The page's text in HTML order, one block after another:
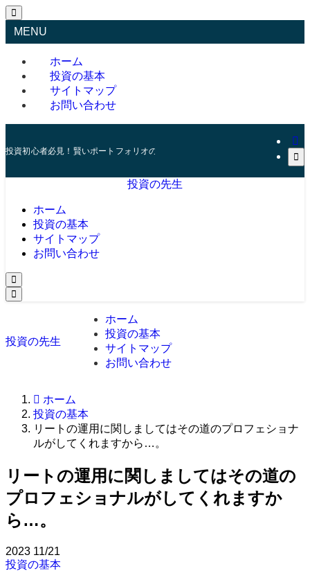
MENU
ホーム
投資の基本
サイトマップ
お問い合わせ
投資初心者必見！賢いポートフォリオの組み方とリスク管理の秘訣
投資の先生
ホーム
投資の基本
サイトマップ
お問い合わせ
投資の先生
ホーム
投資の基本
サイトマップ
お問い合わせ
ホーム
投資の基本
リートの運用に関しましてはその道のプロフェショナ
ルがしてくれますから…。
リートの運用に関しましてはその道の
プロフェショナルがしてくれますか
ら…。
2023 11/21
投資の基本